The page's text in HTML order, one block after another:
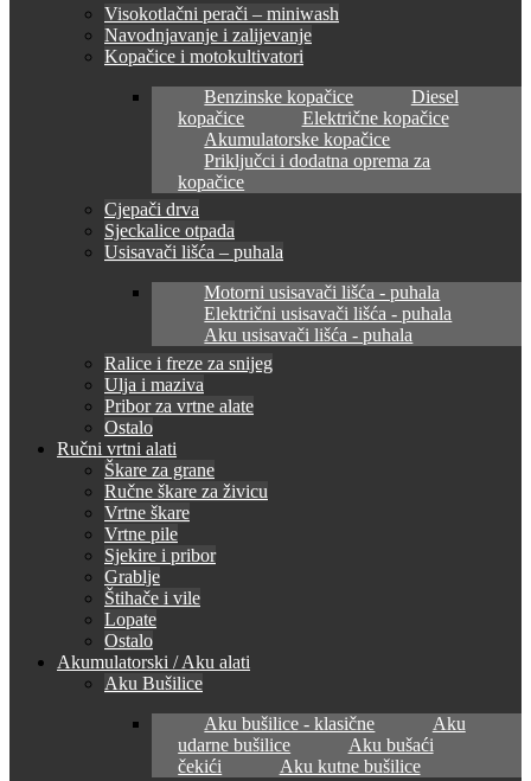
Visokotlačni perači – miniwash
Navodnjavanje i zalijevanje
Kopačice i motokultivatori
Benzinske kopačice
Diesel
kopačice
Električne kopačice
Akumulatorske kopačice
Priključci i dodatna oprema za
kopačice
Cjepači drva
Sjeckalice otpada
Usisavači lišća – puhala
Motorni usisavači lišća - puhala
Električni usisavači lišća - puhala
Aku usisavači lišća - puhala
Ralice i freze za snijeg
Ulja i maziva
Pribor za vrtne alate
Ostalo
Ručni vrtni alati
Škare za grane
Ručne škare za živicu
Vrtne škare
Vrtne pile
Sjekire i pribor
Grablje
Štihače i vile
Lopate
Ostalo
Akumulatorski / Aku alati
Aku Bušilice
Aku bušilice - klasične
Aku
udarne bušilice
Aku bušaći
čekići
Aku kutne bušilice